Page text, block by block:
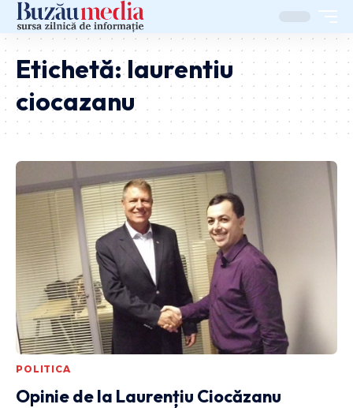
Etichetă:laurentiu
ciocazanu
POLITICA
Opinie de la Laurențiu Ciocăzanu